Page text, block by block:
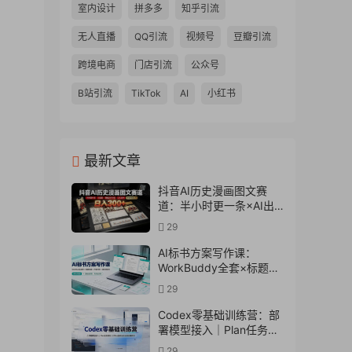
室内设计 拼多多 知乎引流
无人直播 QQ引流 视频号 豆瓣引流
跨境电商 门店引流 公众号
B站引流 TikTok AI 小红书
最新文章
抖音AI历史漫画图文赛
道：半小时更一条×AI出
图×邪修过伙伴计划×日入
300+，零成本快速入局
29
AI标书方案写作课：
WorkBuddy全套×标题生
成×方案大纲×提示词技巧
×废标点检查×豆包流程
图，高效出方案
29
Codex零基础训练营：部
署模型接入｜Plan任务规
划｜Office自动生成全套